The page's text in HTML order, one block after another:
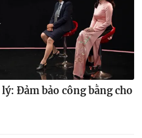
Đảm bảo công bằng cho